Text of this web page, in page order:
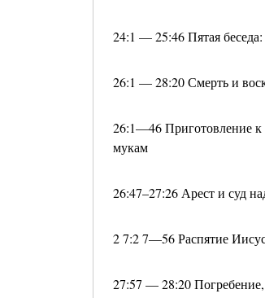
24:1 — 25:46 Пятая беседа:
26:1 — 28:20 Смерть и
26:1—46 Приготовление
мукам
26:47–27:26 Арест и суд
2 7:2 7—56 Распятие
27:57 — 28:20 Погребение,